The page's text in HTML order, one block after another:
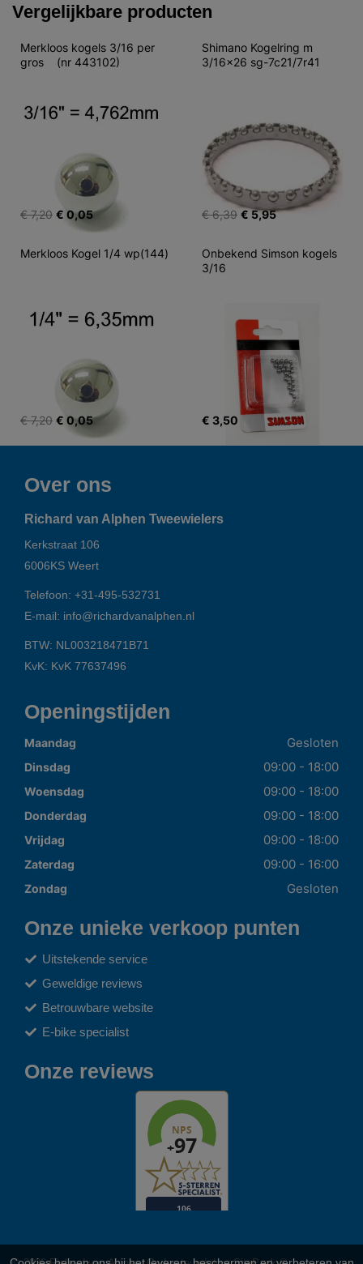
Vergelijkbare producten
Merkloos kogels 3/16 per
gros    (nr 443102)
€ 7,20 € 0,05
Shimano Kogelring m
3/16x26 sg-7c21/7r41
€ 6,39 € 5,95
Merkloos Kogel 1/4 wp(144)
€ 7,20 € 0,05
Onbekend Simson kogels
3/16
€ 3,50
Over ons
Richard van Alphen Tweewielers
Kerkstraat 106
6006KS Weert
Telefoon: +31-495-532731
E-mail: info@richardvanalphen.nl
BTW: NL003218471B71
KvK: KvK 77637496
Openingstijden
Maandag Gesloten
Dinsdag 09:00 - 18:00
Woensdag 09:00 - 18:00
Donderdag 09:00 - 18:00
Vrijdag 09:00 - 18:00
Zaterdag 09:00 - 16:00
Zondag Gesloten
Onze unieke verkoop punten
Uitstekende service
Geweldige reviews
Betrouwbare website
E-bike specialist
Onze reviews